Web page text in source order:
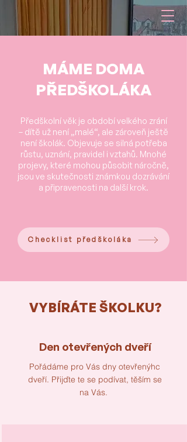
MÁME DOMA
PŘEDŠKOLÁKA
Předškolní věk je období velkého zrání
– dítě už není „malé“, ale zároveň ještě
není školák. Objevuje se silná potřeba
růstu, uznání, pravidel i vztahů. Mnohé
projevy, které mohou působit náročně,
jsou ve skutečnosti známkou dozrávání
a připravenosti na další krok.
Checklist předškoláka
VYBÍRÁTE ŠKOLKU?
Den otevřených dveří
Pořádáme pro Vás dny otevřenýhc
dveří. Přijďte te se podívat, těším se
na Vás.